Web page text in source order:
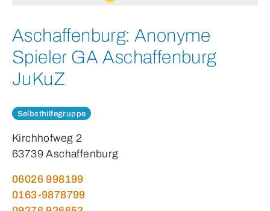
Aschaffenburg: Anonyme
Spieler GA Aschaffenburg
JuKuZ
Selbsthilfegruppe
Kirchhofweg 2
63739 Aschaffenburg
06026 998199
0163-9878799